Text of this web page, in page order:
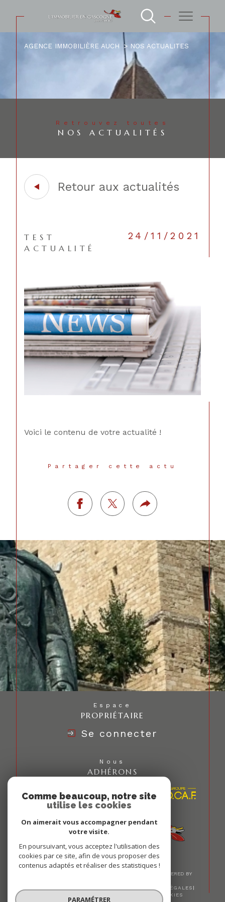
AGENCE IMMOBILIÈRE AUCH NOS ACTUALITES
Retrouvez toutes
NOS ACTUALITÉS
Retour aux actualités
TEST
ACTUALITÉ
24/11/2021
Voici le contenu de votre actualité !
Partager cette actu
Espace
PROPRIÉTAIRE
Se connecter
Nous
ADHÉRONS
© 2026 | TOUS DROITS RÉSERVÉS | TRADUCTION POWERED BY
MENTIONS LÉGALES
COOKIES
Comme beaucoup, notre site
utilise les cookies
On aimerait vous accompagner pendant
votre visite.
En poursuivant, vous acceptez l'utilisation des
cookies par ce site, afin de vous proposer des
contenus adaptés et réaliser des statistiques !
PARAMÉTRER